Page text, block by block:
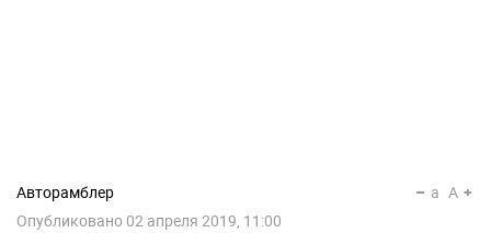
Авторамблер
Опубликовано 02 апреля 2019, 11:00
a A